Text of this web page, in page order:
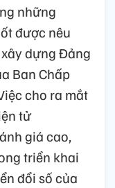
những
được nêu
dựng Đảng
Ban Chấp
cho ra mắt
tử
giá cao,
triển khai
đổi số của